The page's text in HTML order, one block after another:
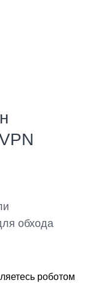
обхода
роботом